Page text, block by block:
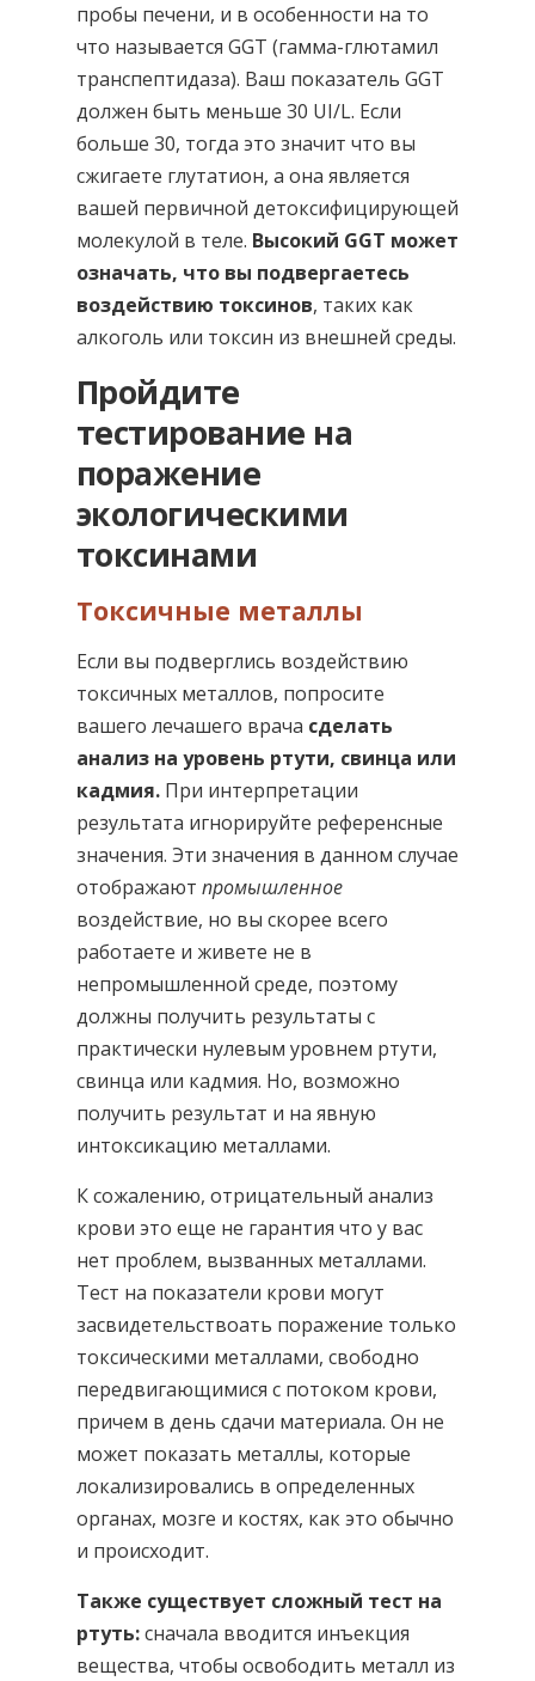
пробы печени, и в особенности на то
что называется GGT (гамма-глютамил
транспептидаза). Ваш показатель GGT
должен быть меньше 30 UI/L. Если
больше 30, тогда это значит что вы
сжигаете глутатион, а она является
вашей первичной детоксифицирующей
молекулой в теле. Высокий GGT может
означать, что вы подвергаетесь
воздействию токсинов, таких как
алкоголь или токсин из внешней среды.
Пройдите
тестирование на
поражение
экологическими
токсинами
Токсичные металлы
Если вы подверглись воздействию
токсичных металлов, попросите
вашего лечашего врача сделать
анализ на уровень ртути, свинца или
кадмия. При интерпретации
результата игнорируйте референсные
значения. Эти значения в данном случае
отображают промышленное
воздействие, но вы скорее всего
работаете и живете не в
непромышленной среде, поэтому
должны получить результаты с
практически нулевым уровнем ртути,
свинца или кадмия. Но, возможно
получить результат и на явную
интоксикацию металлами.
К сожалению, отрицательный анализ
крови это еще не гарантия что у вас
нет проблем, вызванных металлами.
Тест на показатели крови могут
засвидетельствоать поражение только
токсическими металлами, свободно
передвигающимися с потоком крови,
причем в день сдачи материала. Он не
может показать металлы, которые
локализировались в определенных
органах, мозге и костях, как это обычно
и происходит.
Также существует сложный тест на
ртуть:сначала вводится инъекция
вещества, чтобы освободить металл из